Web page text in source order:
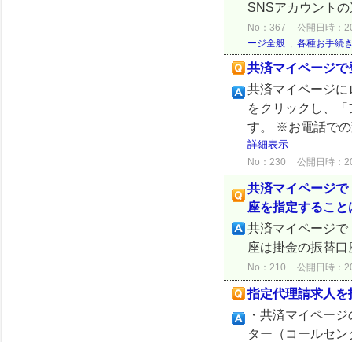
SNSアカウント
No：367
公開日時：
ージ全般 , 各種お手続
共済マイページ
共済マイページ
をクリックし、
す。 ※お電話での
詳細表示
No：230 公開日時：
共済マイページ
座を指定するこ
共済マイページ
座は掛金の振替
No：210 公開日時：
指定代理請求人
・共済マイペー
ター（コールセ